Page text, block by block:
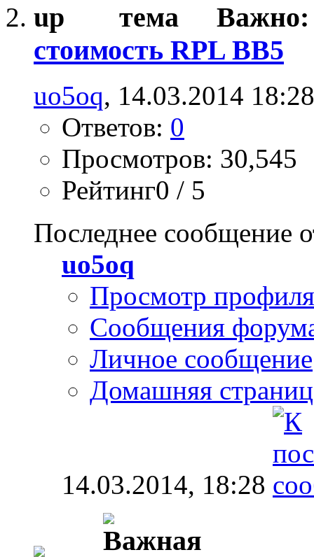
стоимость RPL BB5
uo5oq, 14.03.2014 18:28
Ответов: 0
Просмотров: 30,545
Рейтинг0 / 5
Последнее сообщение
uo5oq
Просмотр профиля
Сообщения
Личное сообщение
Домашняя
14.03.2014, 18:28